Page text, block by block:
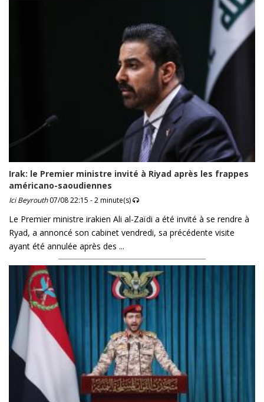
Irak: le Premier ministre invité à Riyad après les frappes
américano-saoudiennes
Ici Beyrouth07/08 22:15 - 2 minute(s)
Le Premier ministre irakien Ali al-Zaïdi a été invité à se rendre à
Ryad, a annoncé son cabinet vendredi, sa précédente visite
ayant été annulée après des ...